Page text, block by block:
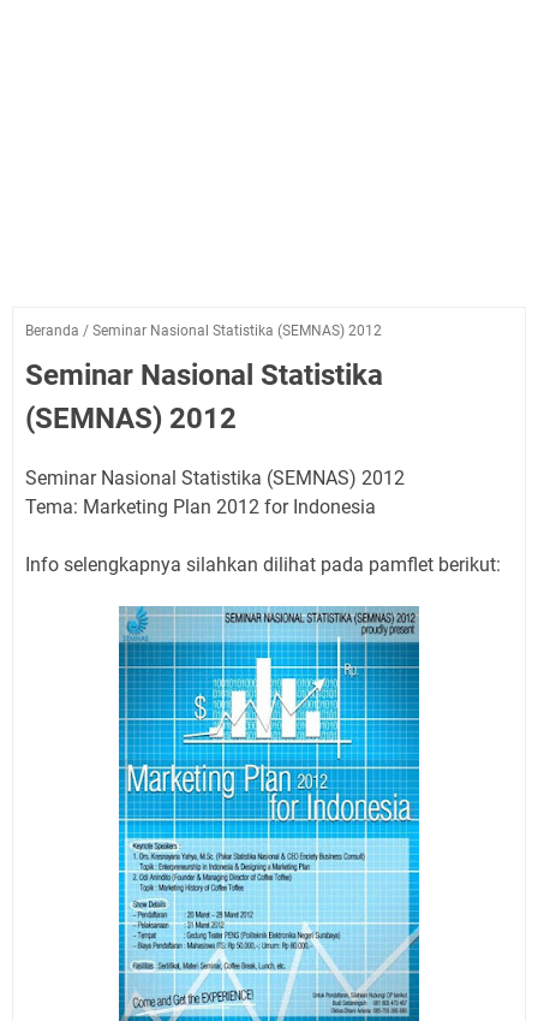
Beranda / Seminar Nasional Statistika (SEMNAS) 2012
Seminar Nasional Statistika
(SEMNAS) 2012
Seminar Nasional Statistika (SEMNAS) 2012
Tema: Marketing Plan 2012 for Indonesia
Info selengkapnya silahkan dilihat pada pamflet berikut: